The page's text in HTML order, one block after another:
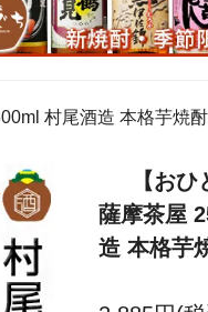
村尾酒造 本格芋焼
【お
薩摩茶屋
造 本格芋